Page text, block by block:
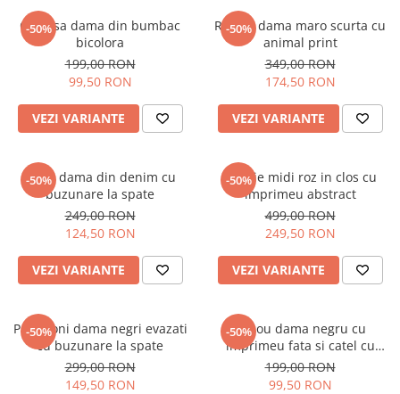
-50%
Camasa dama din bumbac
bicolora
199,00 RON
99,50 RON
VEZI VARIANTE
-50%
Rochie dama maro scurta cu
animal print
349,00 RON
174,50 RON
VEZI VARIANTE
-50%
Blugi dama din denim cu
buzunare la spate
249,00 RON
124,50 RON
VEZI VARIANTE
-50%
Rochie midi roz in clos cu
imprimeu abstract
499,00 RON
249,50 RON
VEZI VARIANTE
-50%
Pantaloni dama negri evazati
cu buzunare la spate
299,00 RON
149,50 RON
-50%
Tricou dama negru cu
imprimeu fata si catel cu
ochelari
199,00 RON
99,50 RON